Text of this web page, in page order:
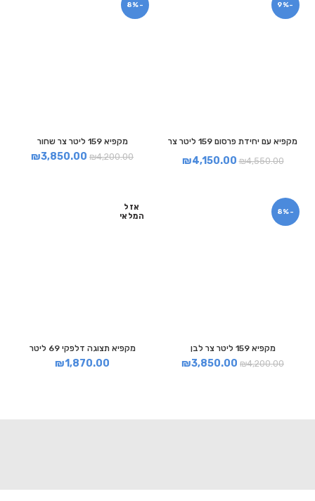
-9%
מקפיא עם יחידת פרסום 159 ליטר צר
₪4,550.00
₪4,150.00
-8%
מקפיא 159 ליטר צר שחור
₪4,200.00
₪3,850.00
-8%
מקפיא 159 ליטר צר לבן
₪4,200.00
₪3,850.00
אזל
המלאי
מקפיא תצוגה דלפקי 69 ליטר
₪1,870.00